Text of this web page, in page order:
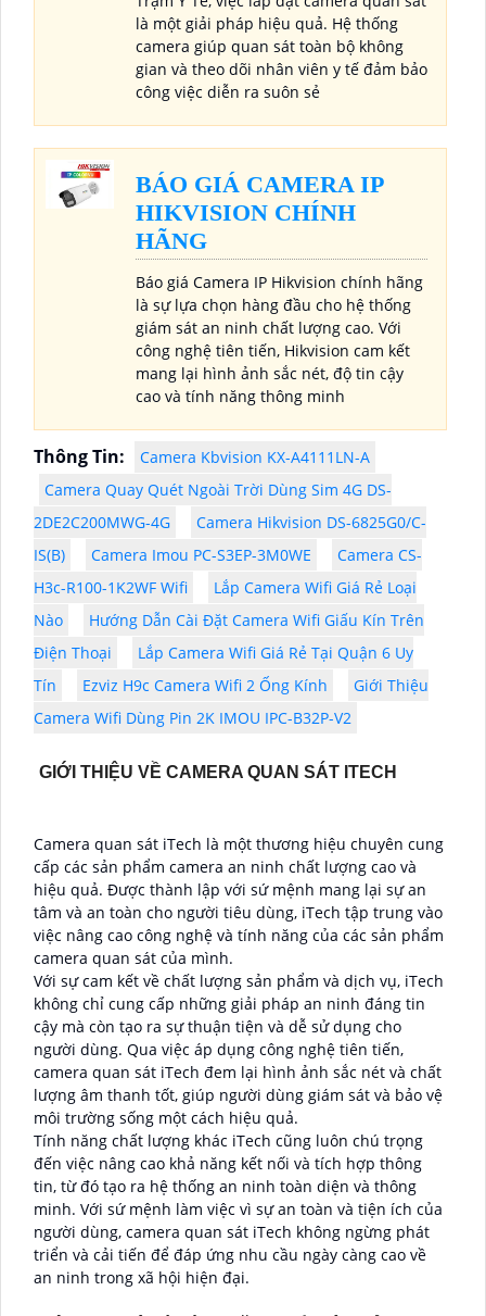
là một giải pháp hiệu quả. Hệ thống
camera giúp quan sát toàn bộ không
gian và theo dõi nhân viên y tế đảm bảo
công việc diễn ra suôn sẻ
BÁO GIÁ CAMERA IP
HIKVISION CHÍNH
HÃNG
Báo giá Camera IP Hikvision chính hãng
là sự lựa chọn hàng đầu cho hệ thống
giám sát an ninh chất lượng cao. Với
công nghệ tiên tiến, Hikvision cam kết
mang lại hình ảnh sắc nét, độ tin cậy
cao và tính năng thông minh
Thông Tin:
Camera Kbvision KX-A4111LN-A
Camera Quay Quét Ngoài Trời Dùng Sim 4G DS-
2DE2C200MWG-4G
Camera Hikvision DS-6825G0/C-
IS(B)
Camera Imou PC-S3EP-3M0WE
Camera CS-
H3c-R100-1K2WF Wifi
Lắp Camera Wifi Giá Rẻ Loại
Nào
Hướng Dẫn Cài Đặt Camera Wifi Giấu Kín Trên
Điện Thoại
Lắp Camera Wifi Giá Rẻ Tại Quận 6 Uy
Tín
Ezviz H9c Camera Wifi 2 Ống Kính
Giới Thiệu
Camera Wifi Dùng Pin 2K IMOU IPC-B32P-V2
GIỚI THIỆU VỀ CAMERA QUAN SÁT ITECH
Camera quan sát iTech là một thương hiệu chuyên cung
cấp các sản phẩm camera an ninh chất lượng cao và
hiệu quả. Được thành lập với sứ mệnh mang lại sự an
tâm và an toàn cho người tiêu dùng, iTech tập trung vào
việc nâng cao công nghệ và tính năng của các sản phẩm
camera quan sát của mình.
Với sự cam kết về chất lượng sản phẩm và dịch vụ, iTech
không chỉ cung cấp những giải pháp an ninh đáng tin
cậy mà còn tạo ra sự thuận tiện và dễ sử dụng cho
người dùng. Qua việc áp dụng công nghệ tiên tiến,
camera quan sát iTech đem lại hình ảnh sắc nét và chất
lượng âm thanh tốt, giúp người dùng giám sát và bảo vệ
môi trường sống một cách hiệu quả.
Tính năng chất lượng khác iTech cũng luôn chú trọng
đến việc nâng cao khả năng kết nối và tích hợp thông
tin, từ đó tạo ra hệ thống an ninh toàn diện và thông
minh. Với sứ mệnh làm việc vì sự an toàn và tiện ích của
người dùng, camera quan sát iTech không ngừng phát
triển và cải tiến để đáp ứng nhu cầu ngày càng cao về
an ninh trong xã hội hiện đại.